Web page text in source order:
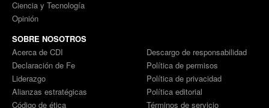
Ciencia y Tecnología
Opinión
SOBRE NOSOTROS
Acerca de CDI
Declaración de Fe
Liderazgo
Alianzas estratégicas
Código de ética
Descargo de responsabilidad
Política de permisos
Política de privacidad
Política editorial
Términos de servicio